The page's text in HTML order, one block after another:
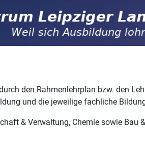
den Rahmenlehrplan bzw. den
und die jeweilige fachliche
& Verwaltung, Chemie sowie Bau